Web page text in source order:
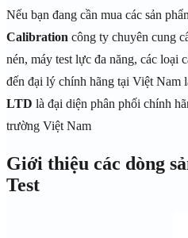
Nếu bạn đang cần mua các sản
Calibration công ty chuyên cung
nén, máy test lực đa năng, các loại
đến đại lý chính hãng tại Việt Nam
LTD là đại diện phân phối chính
trường Việt Nam
Giới thiệu các dòng
Test